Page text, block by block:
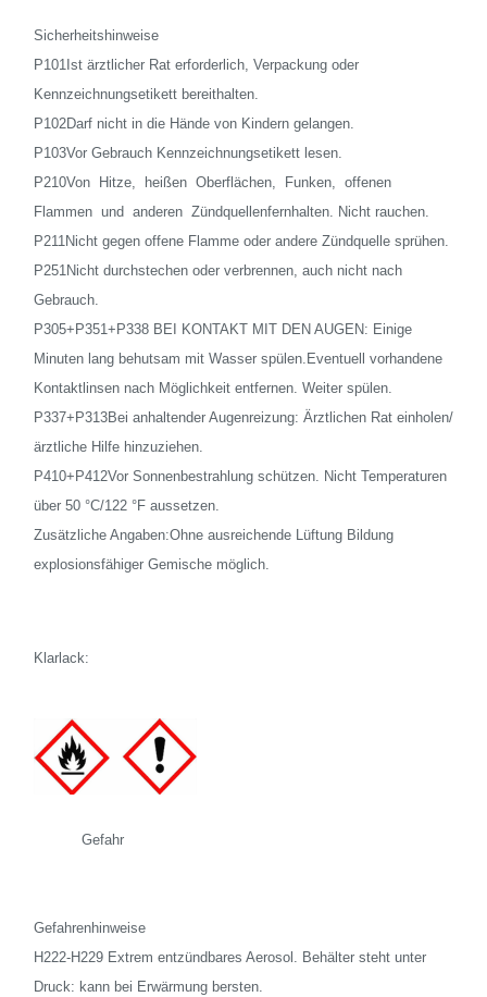
Sicherheitshinweise
P101Ist ärztlicher Rat erforderlich, Verpackung oder
Kennzeichnungsetikett bereithalten.
P102Darf nicht in die Hände von Kindern gelangen.
P103Vor Gebrauch Kennzeichnungsetikett lesen.
P210Von Hitze, heißen Oberflächen, Funken, offenen
Flammen und anderen Zündquellenfernhalten. Nicht rauchen.
P211Nicht gegen offene Flamme oder andere Zündquelle sprühen.
P251Nicht durchstechen oder verbrennen, auch nicht nach
Gebrauch.
P305+P351+P338 BEI KONTAKT MIT DEN AUGEN: Einige
Minuten lang behutsam mit Wasser spülen.Eventuell vorhandene
Kontaktlinsen nach Möglichkeit entfernen. Weiter spülen.
P337+P313Bei anhaltender Augenreizung: Ärztlichen Rat einholen/
ärztliche Hilfe hinzuziehen.
P410+P412Vor Sonnenbestrahlung schützen. Nicht Temperaturen
über 50 °C/122 °F aussetzen.
Zusätzliche Angaben:Ohne ausreichende Lüftung Bildung
explosionsfähiger Gemische möglich.
Klarlack:
Gefahr
Gefahrenhinweise
H222-H229 Extrem entzündbares Aerosol. Behälter steht unter
Druck: kann bei Erwärmung bersten.